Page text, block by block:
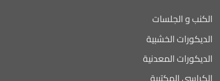
الكنب و الجلسات
الديكورات الخشبية
الديكورات المعدنية